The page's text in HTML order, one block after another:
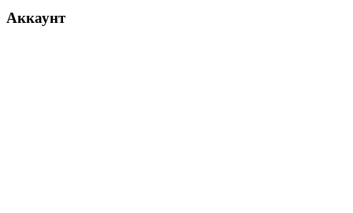
Аккаунт